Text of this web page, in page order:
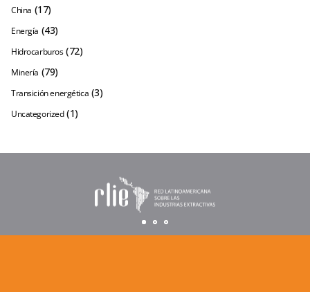
China (17)
Energía (43)
Hidrocarburos (72)
Minería (79)
Transición energética (3)
Uncategorized (1)